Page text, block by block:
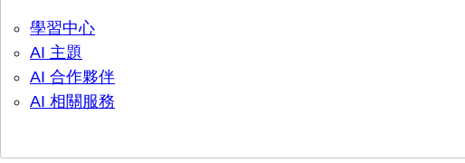
學習中心
AI 主題
AI 合作夥伴
AI 相關服務